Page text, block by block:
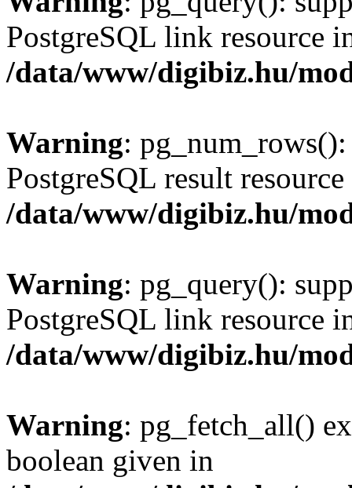
PostgreSQL link resource
/data/www/digibiz.hu/
Warning:
PostgreSQL result
/data/www/digibiz.hu/
Warning: pg_query():
PostgreSQL link resource
/data/www/digibiz.hu/
Warning: pg_fetch_all()
boolean given in